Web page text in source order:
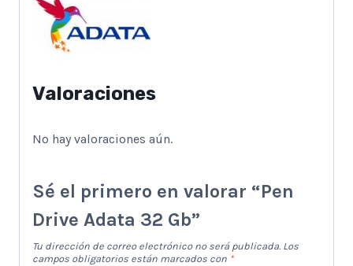
Valoraciones
No hay valoraciones aún.
Sé el primero en valorar “Pen
Drive Adata 32 Gb”
Tu dirección de correo electrónico no será publicada. Los
campos obligatorios están marcados con *